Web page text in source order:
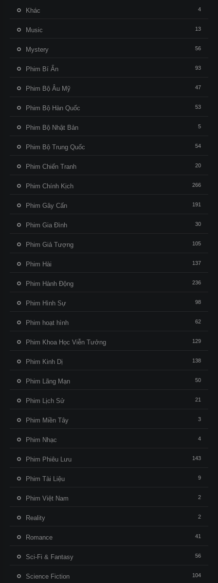
Khác 4
Music 13
Mystery 56
Phim Bí Ẩn 93
Phim Bộ Âu Mỹ 47
Phim Bộ Hàn Quốc 53
Phim Bộ Nhật Bản 5
Phim Bộ Trung Quốc 54
Phim Chiến Tranh 20
Phim Chính Kịch 266
Phim Gây Cấn 191
Phim Gia Đình 30
Phim Giả Tượng 105
Phim Hài 137
Phim Hành Động 236
Phim Hình Sự 98
Phim hoạt hình 62
Phim Khoa Học Viễn Tưởng 129
Phim Kinh Dị 138
Phim Lãng Mạn 50
Phim Lịch Sử 21
Phim Miền Tây 3
Phim Nhạc 4
Phim Phiêu Lưu 143
Phim Tài Liệu 9
Phim Việt Nam 2
Reality 2
Romance 41
Sci-Fi & Fantasy 56
Science Fiction 104